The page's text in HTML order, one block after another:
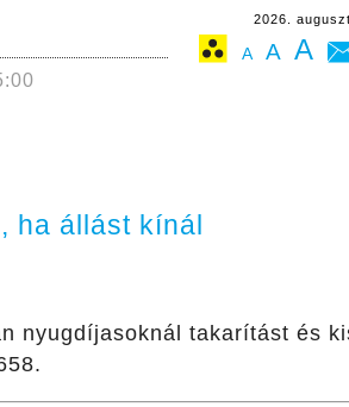
2026.
A A A
ha állást kínál
nyugdíjasoknál takarítást és